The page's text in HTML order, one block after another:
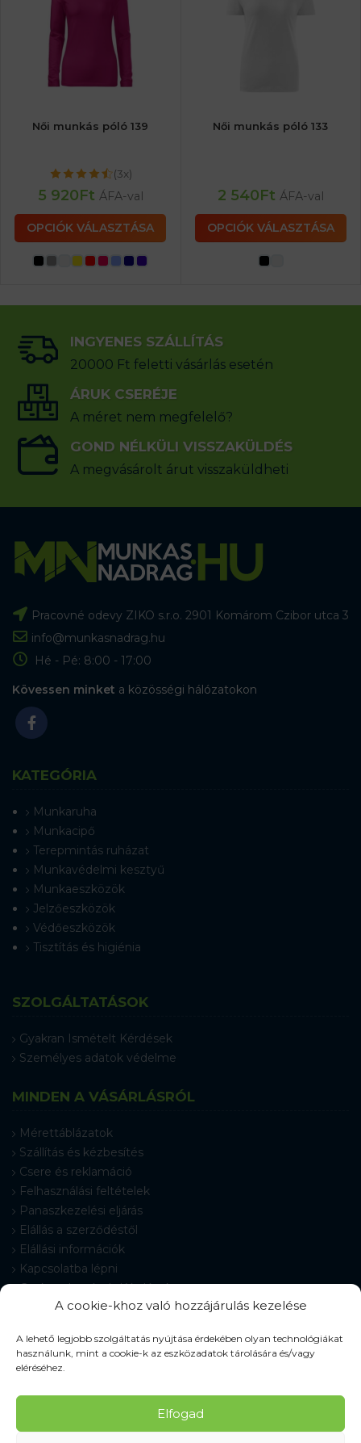
A cookie-khoz való hozzájárulás kezelése
A lehető legjobb szolgáltatás nyújtása érdekében olyan technológiákat
használunk, mint a cookie-k az eszközadatok tárolására és/vagy
eléréséhez.
Elfogad
Női munkás póló 139
(3x)
5 920Ft ÁFA-val
OPCIÓK VÁLASZTÁSA
Női munkás póló 133
2 540Ft ÁFA-val
OPCIÓK VÁLASZTÁSA
INGYENES SZÁLLÍTÁS
20000 Ft feletti vásárlás esetén
ÁRUK CSERÉJE
A méret nem megfelelő?
GOND NÉLKÜLI VISSZAKÜLDÉS
A megvásárolt árut visszaküldheti
Pracovné odevy ZIKO s.r.o. 2901 Komárom Czibor utca 3
info@munkasnadrag.hu
Hé - Pé: 8:00 - 17:00
Kövessen minket a közösségi hálózatokon
KATEGÓRIA
Munkaruha
Munkacipő
Terepmintás ruházat
Munkavédelmi kesztyű
Munkaeszközök
Jelzőeszközök
Védőeszközök
Tisztítás és higiénia
SZOLGÁLTATÁSOK
Gyakran Ismételt Kérdések
Személyes adatok védelme
MINDEN A VÁSÁRLÁSRÓL
Mérettáblázatok
Szállítás és kézbesítés
Csere és reklamáció
Felhasználási feltételek
Panaszkezelési eljárás
Elállás a szerződéstől
Elállási információk
Kapcsolatba lépni
Gyakran Ismételt Kérdések
Cookie-beállítások